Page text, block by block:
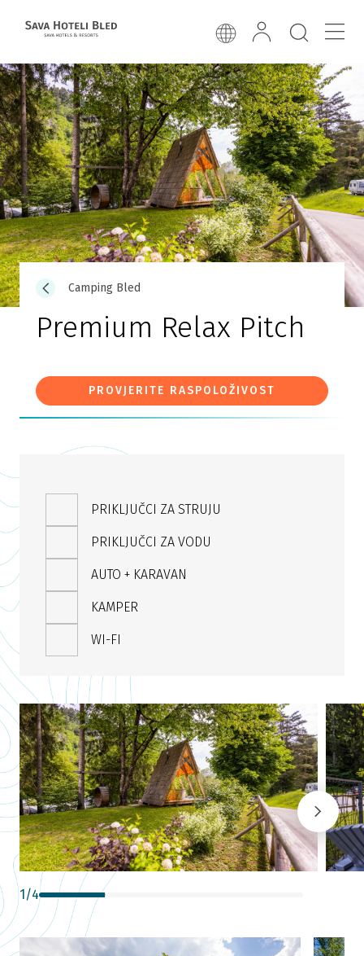
Camping Bled
Premium Relax Pitch
PROVJERITE RASPOLOŽIVOST
PRIKLJUČCI ZA STRUJU
PRIKLJUČCI ZA VODU
AUTO + KARAVAN
KAMPER
WI-FI
1 /4